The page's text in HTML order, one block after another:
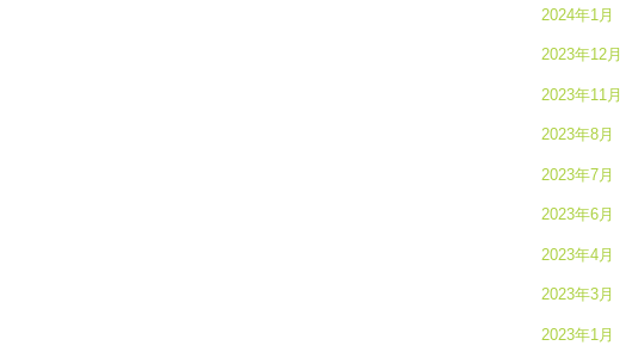
2024年1月
2023年12月
2023年11月
2023年8月
2023年7月
2023年6月
2023年4月
2023年3月
2023年1月